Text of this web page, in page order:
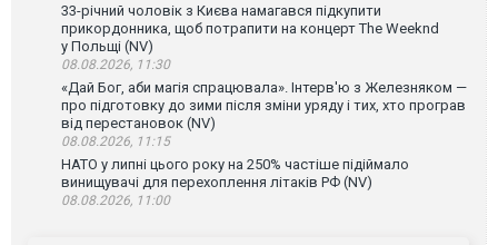
33-річний чоловік з Києва намагався підкупити
прикордонника, щоб потрапити на концерт The Weeknd
у Польщі (NV)
08.08.2026, 11:30
«Дай Бог, аби магія спрацювала». Інтерв'ю з Железняком —
про підготовку до зими після зміни уряду і тих, хто програв
від перестановок (NV)
08.08.2026, 11:15
НАТО у липні цього року на 250% частіше підіймало
винищувачі для перехоплення літаків РФ (NV)
08.08.2026, 11:00